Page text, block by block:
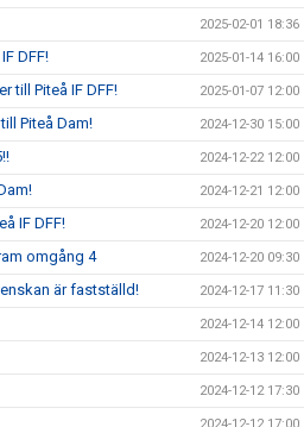
2025-02-01 18:36
DFF! 2025-01-14 16:00
till Piteå IF DFF! 2025-01-07 12:00
Piteå Dam! 2024-12-30 15:00
2024-12-22 12:00
2024-12-21 12:00
IF DFF! 2024-12-20 12:00
omgång 4 2024-12-20 09:30
är fastställd! 2024-12-17 11:30
2024-12-14 12:00
2024-12-13 12:00
2024-12-12 17:30
2024-12-12 17:00